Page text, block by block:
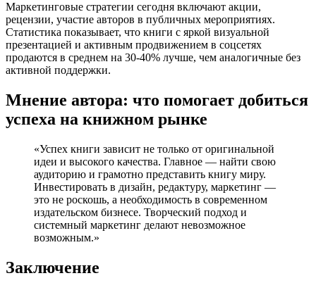
Маркетинговые стратегии сегодня включают акции,
рецензии, участие авторов в публичных мероприятиях.
Статистика показывает, что книги с яркой визуальной
презентацией и активным продвижением в соцсетях
продаются в среднем на 30-40% лучше, чем аналогичные без
активной поддержки.
Мнение автора: что помогает добиться
успеха на книжном рынке
«Успех книги зависит не только от оригинальной
идеи и высокого качества. Главное — найти свою
аудиторию и грамотно представить книгу миру.
Инвестировать в дизайн, редактуру, маркетинг —
это не роскошь, а необходимость в современном
издательском бизнесе. Творческий подход и
системный маркетинг делают невозможное
возможным.»
Заключение